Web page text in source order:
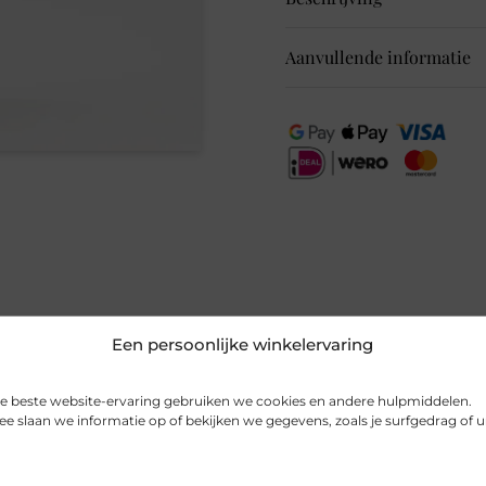
Een persoonlijke winkelervaring
beste website-ervaring gebruiken we cookies en andere hulpmiddelen.
slaan we informatie op of bekijken we gegevens, zoals je surfgedrag of
Mid Waist
Slim
Super
Aanvullende informatie
EAN
Merk
Seizoen
MPN
Gerelateerde producten